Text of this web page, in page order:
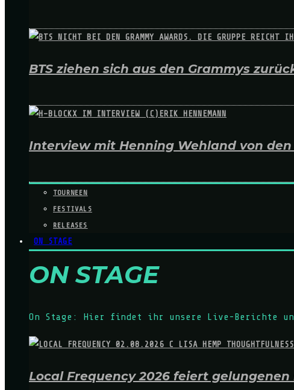
BTS ziehen sich aus den Grammys
Interview mit Henning Wehland von den
TOURNEEN
FESTIVALS
RELEASES
ON STAGE
ON STAGE
On Stage: Hier findet ihr unsere Live-Berichte
Local Frequency 2026 feiert